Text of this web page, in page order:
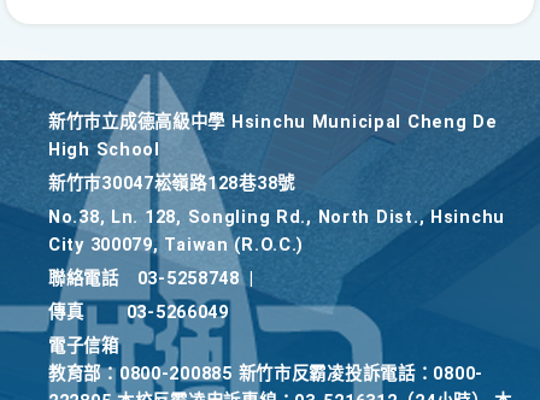
新竹巿立成德高級中學 Hsinchu Municipal Cheng De
High School
新竹巿30047崧嶺路128巷38號
No.38, Ln. 128, Songling Rd., North Dist., Hsinchu
City 300079, Taiwan (R.O.C.)
聯絡電話
03-5258748
傳真
03-5266049
電子信箱
教育部：0800-200885 新竹市反霸凌投訴電話：0800-